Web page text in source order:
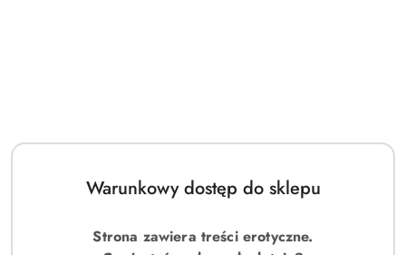
Warunkowy dostęp do sklepu
Strona zawiera treści erotyczne.